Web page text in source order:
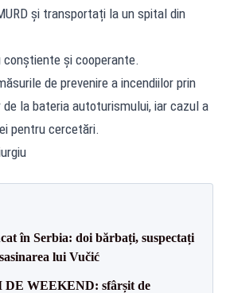
și transportați la un spital din
conștiente și cooperante.
de prevenire a incendiilor prin
la bateria autoturismului, iar cazul a
pentru cercetări.
în Serbia: doi bărbați, suspectați
lui Vučić
WEEKEND: sfârșit de